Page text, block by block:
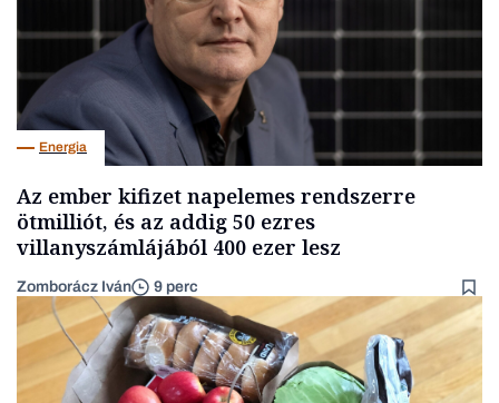
Energia
Az ember kifizet napelemes rendszerre
ötmilliót, és az addig 50 ezres
villanyszámlájából 400 ezer lesz
Zomborácz Iván 9 perc